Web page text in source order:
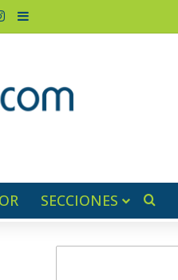
Instagram
Barra lateral
SECCIONES